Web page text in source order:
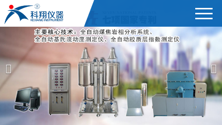
产品展示 ＞
焦炭高温性能检测系统
焦化行业检测及优化配煤设备
公司简介
新闻中心